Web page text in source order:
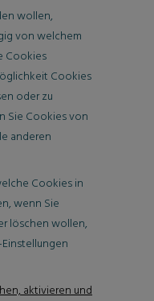
wollen,
von welchem
Cookies
Cookies
oder zu
Sie Cookies von
anderen
Cookies in
wenn Sie
löschen wollen,
aktivieren und